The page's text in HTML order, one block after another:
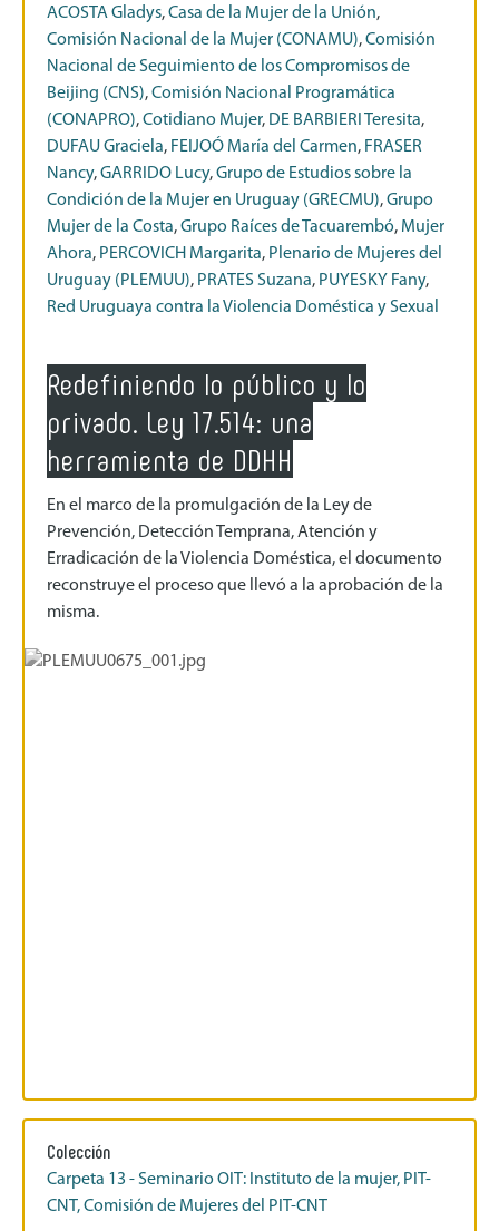
ACOSTA Gladys,Casa de la Mujer de la Unión,
Comisión Nacional de la Mujer (CONAMU),Comisión
Nacional de Seguimiento de los Compromisos de
Beijing (CNS),Comisión Nacional Programática
(CONAPRO),Cotidiano Mujer, DE BARBIERI Teresita,
DUFAU Graciela, FEIJOÓ María del Carmen, FRASER
Nancy,GARRIDO Lucy,Grupo de Estudios sobre la
Condición de la Mujer en Uruguay (GRECMU),Grupo
Mujer de la Costa,Grupo Raíces de Tacuarembó, Mujer
Ahora, PERCOVICH Margarita, Plenario de Mujeres del
Uruguay (PLEMUU), PRATES Suzana, PUYESKY Fany,
Red Uruguaya contra la Violencia Doméstica y Sexual
Redefiniendo lo público y lo
privado. Ley 17.514: una
herramienta de DDHH
En el marco de la promulgación de la Ley de
Prevención, Detección Temprana, Atención y
Erradicación de la Violencia Doméstica, el documento
reconstruye el proceso que llevó a la aprobación de la
misma.
Colección
Carpeta 13 - Seminario OIT: Instituto de la mujer, PIT-
CNT, Comisión de Mujeres del PIT-CNT